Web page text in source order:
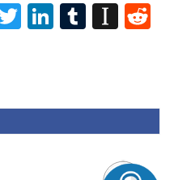
TwitterLinkedIn
Tumblr